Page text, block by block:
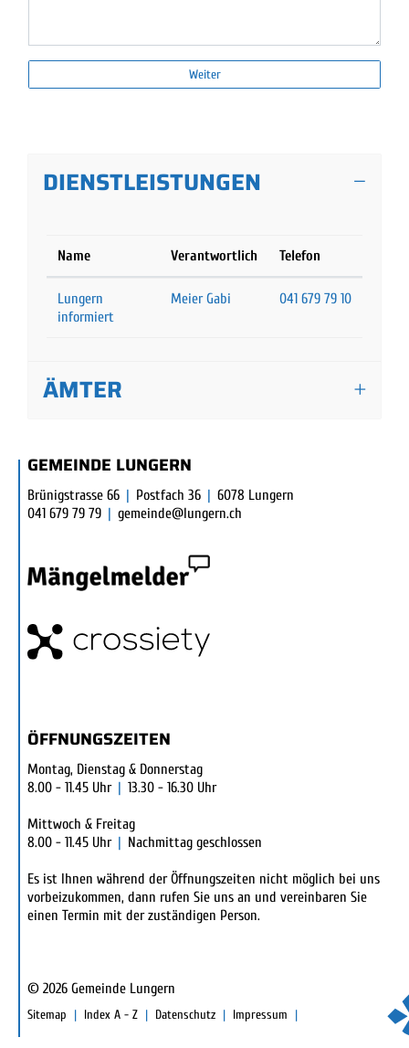
Weiter
DIENSTLEISTUNGEN
Name Verantwortlich Telefon
Lungern
informiert
Meier Gabi 041 679 79 10
ÄMTER
GEMEINDE LUNGERN
Brünigstrasse 66 | Postfach 36 | 6078 Lungern
041 679 79 79 | gemeinde@lungern.ch
ÖFFNUNGSZEITEN
Montag, Dienstag & Donnerstag
8.00 - 11.45 Uhr
13.30 - 16.30 Uhr
Mittwoch & Freitag
8.00 - 11.45 Uhr
Nachmittag geschlossen
Es ist Ihnen während der Öffnungszeiten nicht möglich bei uns
vorbeizukommen, dann rufen Sie uns an und vereinbaren Sie
einen Termin mit der zuständigen Person.
© 2026 Gemeinde Lungern
TOOLBAR
Sitemap Index A - Z Datenschutz Impressum